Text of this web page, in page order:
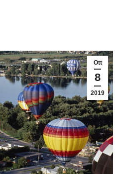
Ott
8
2019